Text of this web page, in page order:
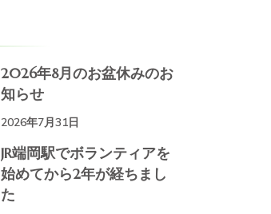
2026年8月のお盆休みのお
知らせ
2026年7月31日
JR端岡駅でボランティアを
始めてから2年が経ちまし
た